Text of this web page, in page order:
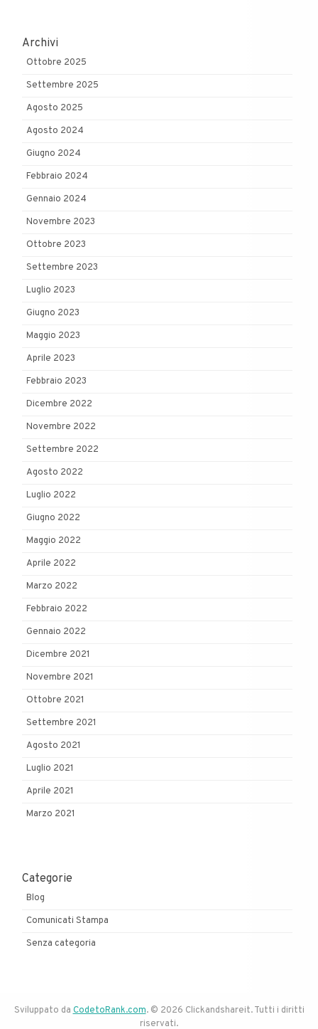
Archivi
Ottobre 2025
Settembre 2025
Agosto 2025
Agosto 2024
Giugno 2024
Febbraio 2024
Gennaio 2024
Novembre 2023
Ottobre 2023
Settembre 2023
Luglio 2023
Giugno 2023
Maggio 2023
Aprile 2023
Febbraio 2023
Dicembre 2022
Novembre 2022
Settembre 2022
Agosto 2022
Luglio 2022
Giugno 2022
Maggio 2022
Aprile 2022
Marzo 2022
Febbraio 2022
Gennaio 2022
Dicembre 2021
Novembre 2021
Ottobre 2021
Settembre 2021
Agosto 2021
Luglio 2021
Aprile 2021
Marzo 2021
Categorie
Blog
Comunicati Stampa
Senza categoria
Sviluppato da CodetoRank.com. © 2026 Clickandshareit. Tutti i diritti
riservati.